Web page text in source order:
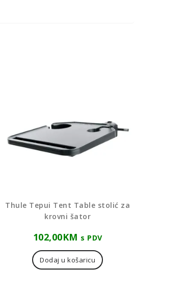
Thule Tepui Tent Table stolić za
krovni šator
102,00KM s PDV
Dodaj u košaricu